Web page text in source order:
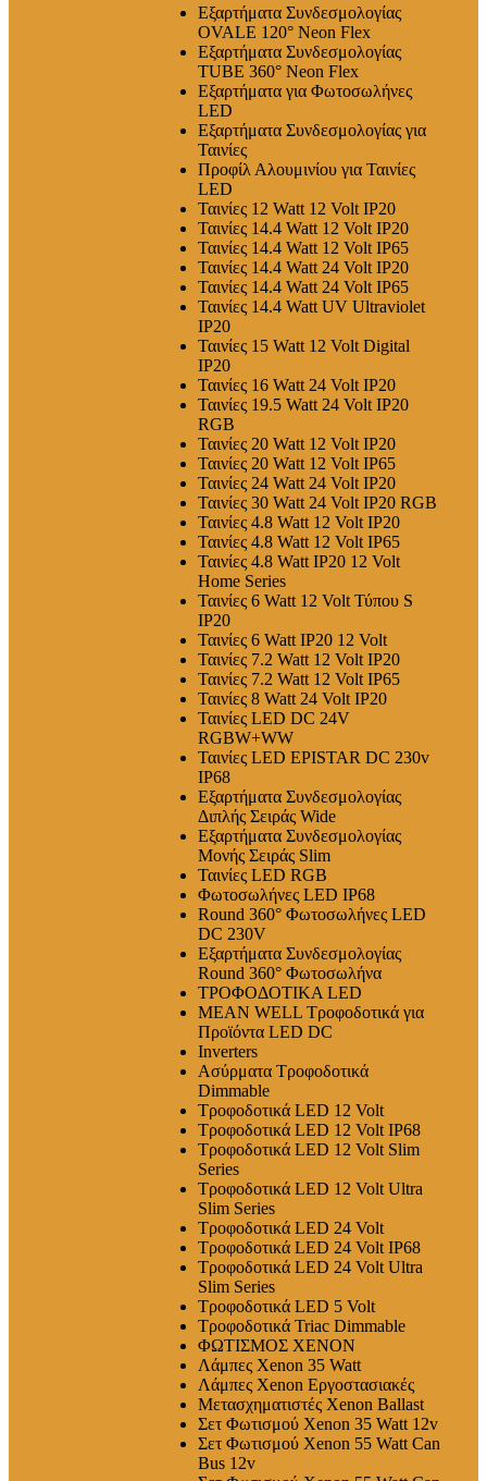
Εξαρτήματα Συνδεσμολογίας
OVALE 120° Neon Flex
Εξαρτήματα Συνδεσμολογίας
TUBE 360° Neon Flex
Εξαρτήματα για Φωτοσωλήνες
LED
Εξαρτήματα Συνδεσμολογίας για
Ταινίες
Προφίλ Αλουμινίου για Ταινίες
LED
Ταινίες 12 Watt 12 Volt IP20
Ταινίες 14.4 Watt 12 Volt IP20
Ταινίες 14.4 Watt 12 Volt IP65
Ταινίες 14.4 Watt 24 Volt IP20
Ταινίες 14.4 Watt 24 Volt IP65
Ταινίες 14.4 Watt UV Ultraviolet
IP20
Ταινίες 15 Watt 12 Volt Digital
IP20
Ταινίες 16 Watt 24 Volt IP20
Ταινίες 19.5 Watt 24 Volt IP20
RGB
Ταινίες 20 Watt 12 Volt IP20
Ταινίες 20 Watt 12 Volt IP65
Ταινίες 24 Watt 24 Volt IP20
Ταινίες 30 Watt 24 Volt IP20 RGB
Ταινίες 4.8 Watt 12 Volt IP20
Ταινίες 4.8 Watt 12 Volt IP65
Ταινίες 4.8 Watt IP20 12 Volt
Home Series
Ταινίες 6 Watt 12 Volt Τύπου S
IP20
Ταινίες 6 Watt IP20 12 Volt
Ταινίες 7.2 Watt 12 Volt IP20
Ταινίες 7.2 Watt 12 Volt IP65
Ταινίες 8 Watt 24 Volt IP20
Ταινίες LED DC 24V
RGBW+WW
Ταινίες LED EPISTAR DC 230v
IP68
Εξαρτήματα Συνδεσμολογίας
Διπλής Σειράς Wide
Εξαρτήματα Συνδεσμολογίας
Μονής Σειράς Slim
Ταινίες LED RGB
Φωτοσωλήνες LED IP68
Round 360° Φωτοσωλήνες LED
DC 230V
Εξαρτήματα Συνδεσμολογίας
Round 360° Φωτοσωλήνα
ΤΡΟΦΟΔΟΤΙΚΑ LED
MEAN WELL Τροφοδοτικά για
Προϊόντα LED DC
Inverters
Ασύρματα Τροφοδοτικά
Dimmable
Τροφοδοτικά LED 12 Volt
Τροφοδοτικά LED 12 Volt IP68
Τροφοδοτικά LED 12 Volt Slim
Series
Τροφοδοτικά LED 12 Volt Ultra
Slim Series
Τροφοδοτικά LED 24 Volt
Τροφοδοτικά LED 24 Volt IP68
Τροφοδοτικά LED 24 Volt Ultra
Slim Series
Τροφοδοτικά LED 5 Volt
Τροφοδοτικά Triac Dimmable
ΦΩΤΙΣΜΟΣ XENON
Λάμπες Xenon 35 Watt
Λάμπες Xenon Εργοστασιακές
Μετασχηματιστές Xenon Ballast
Σετ Φωτισμού Xenon 35 Watt 12v
Σετ Φωτισμού Xenon 55 Watt Can
Bus 12v